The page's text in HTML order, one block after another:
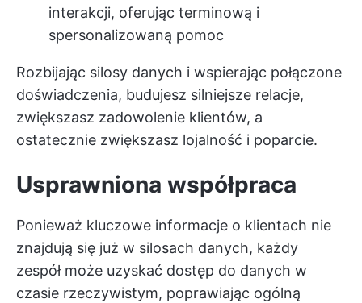
interakcji, oferując terminową i
spersonalizowaną pomoc
Rozbijając silosy danych i wspierając połączone
doświadczenia, budujesz silniejsze relacje,
zwiększasz zadowolenie klientów, a
ostatecznie zwiększasz lojalność i poparcie.
Usprawniona współpraca
Ponieważ kluczowe informacje o klientach nie
znajdują się już w silosach danych, każdy
zespół może uzyskać dostęp do danych w
czasie rzeczywistym, poprawiając ogólną